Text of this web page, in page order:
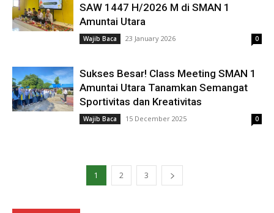
SAW 1447 H/2026 M di SMAN 1
Amuntai Utara
Wajib Baca 23 January 2026 0
Sukses Besar! Class Meeting SMAN 1
Amuntai Utara Tanamkan Semangat
Sportivitas dan Kreativitas
Wajib Baca 15 December 2025 0
1 2 3